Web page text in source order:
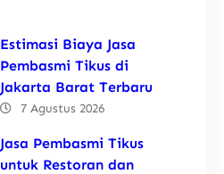
Estimasi Biaya Jasa
Pembasmi Tikus di
Jakarta Barat Terbaru
7 Agustus 2026
Jasa Pembasmi Tikus
untuk Restoran dan